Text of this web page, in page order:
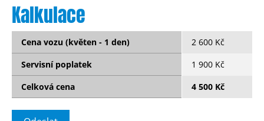
Kalkulace
Cena vozu (květen - 1 den)
2 600 Kč
Servisní poplatek
1 900 Kč
Celková cena
4 500 Kč